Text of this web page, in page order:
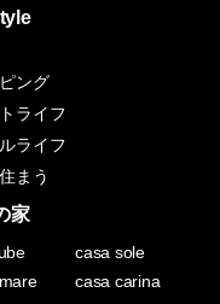
ング
ライフ
ライフ
まう
家
casa sole
casa carina